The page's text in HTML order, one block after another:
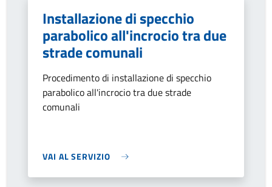
Installazione di specchio
parabolico all'incrocio tra due
strade comunali
Procedimento di installazione di specchio
parabolico all'incrocio tra due strade
comunali
VAI AL SERVIZIO